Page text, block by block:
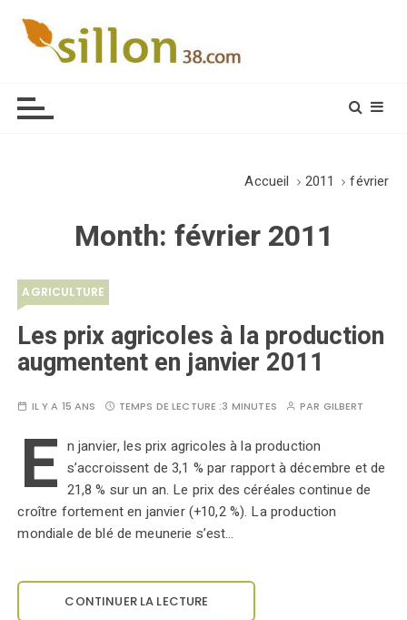
Accueil 2011 février
Month: février 2011
AGRICULTURE
Les prix agricoles à la production
augmentent en janvier 2011
IL Y A 15 ANS TEMPS DE LECTURE :3 MINUTES PAR GILBERT
E n janvier, les prix agricoles à la production
s’accroissent de 3,1 % par rapport à décembre et de
21,8 % sur un an. Le prix des céréales continue de
croître fortement en janvier (+10,2 %). La production
mondiale de blé de meunerie s’est…
CONTINUER LA LECTURE